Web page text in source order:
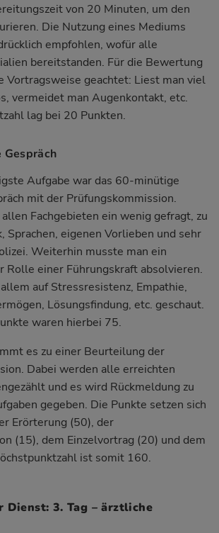
von 20 Minuten, um den
Die Nutzung eines Mediums
empfohlen, wofür alle
bereitstanden. Für die Bewertung
Vortragsweise geachtet: Liest man viel
vermeidet man Augenkontakt, etc.
lag bei 20 Punkten.
Gespräch
Aufgabe war das 60-minütige
mit der Prüfungskommission.
Fachgebieten ein wenig gefragt, zu
Sprachen, eigenen Vorlieben und sehr
Weiterhin musste man ein
Rolle einer Führungskraft absolvieren.
auf Stressresistenz, Empathie,
Lösungsfindung, etc. geschaut.
waren hierbei 75.
es zu einer Beurteilung der
Dabei werden alle erreichten
und es wird Rückmeldung zu
gegeben. Die Punkte setzen sich
Erörterung (50), der
(15), dem Einzelvortrag (20) und dem
ist somit 160.
Dienst: 3. Tag – ärztliche